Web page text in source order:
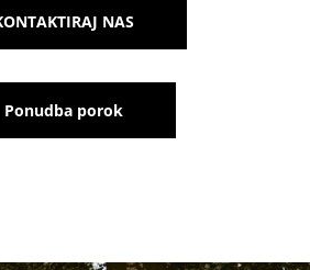
NAS
Ponudba porok